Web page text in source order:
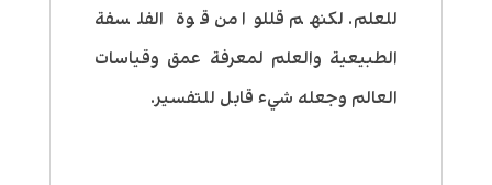
للعلم. لكنهم قللوا من قوة الفلسفة
الطبيعية والعلم لمعرفة عمق وقياسات
العالم وجعله شيء قابل للتفسير.